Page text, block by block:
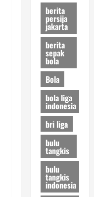
berita
persija
jakarta
berita
sepak
bola
Bola
bola liga
indonesia
bri liga
bulu
tangkis
bulu
tangkis
indonesia